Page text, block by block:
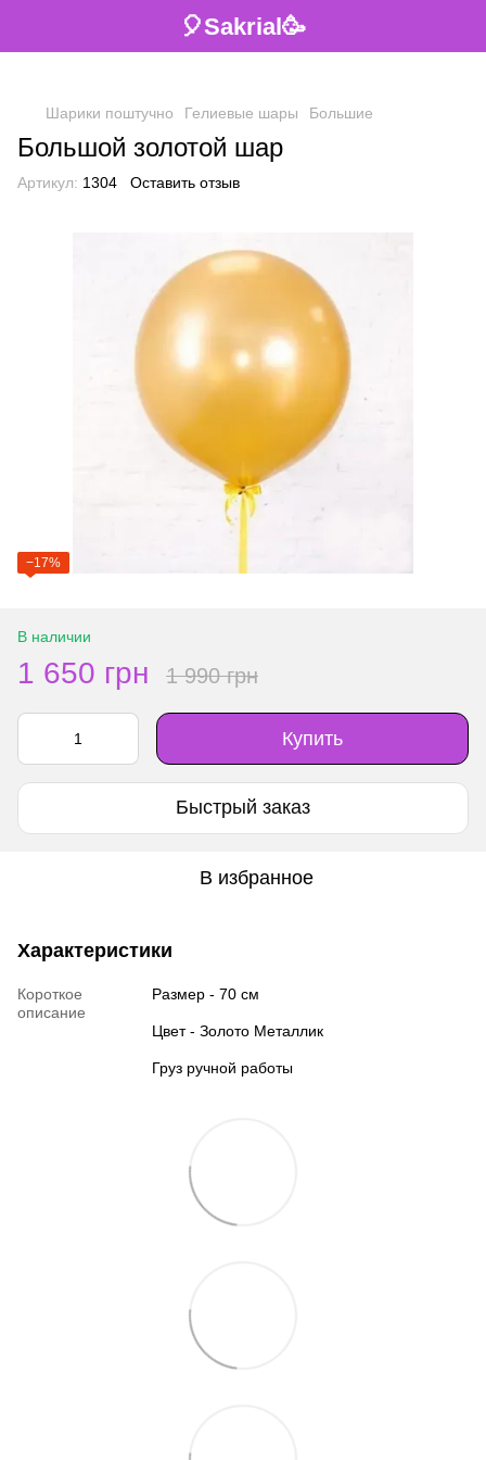
🎈Sakrial🥳
Шарики поштучно Гелиевые шары Большие
Большой золотой шар
Артикул: 1304 Оставить отзыв
−17%
В наличии
1 650 грн 1 990 грн
Купить
Быстрый заказ
В избранное
Характеристики
Короткое
описание
Размер - 70 см
Цвет - Золото Металлик
Груз ручной работы